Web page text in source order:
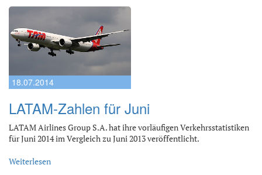
18.07.2014
LATAM-Zahlen für Juni
LATAM Airlines Group S.A. hat ihre vorläufigen Verkehrsstatistiken
für Juni 2014 im Vergleich zu Juni 2013 veröffentlicht.
Weiterlesen